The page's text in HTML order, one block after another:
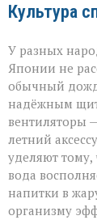
Культура
У разных
Японии не
обычный
надёжным
вентиляторы
летний
уделяют тому,
вода
напитки в
организму